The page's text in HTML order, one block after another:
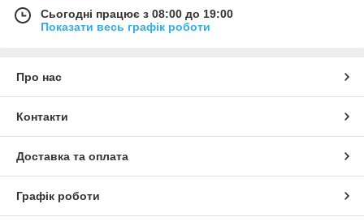
Сьогодні працює з 08:00 до 19:00
Показати весь графік роботи
Про нас
Контакти
Доставка та оплата
Графік роботи